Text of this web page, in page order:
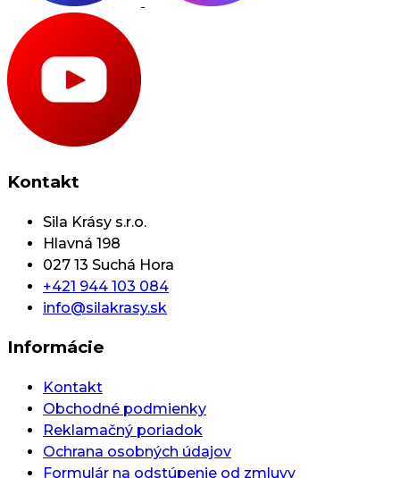
Kontakt
Sila Krásy s.r.o.
Hlavná 198
027 13 Suchá Hora
+421 944 103 084
info@silakrasy.sk
Informácie
Kontakt
Obchodné podmienky
Reklamačný poriadok
Ochrana osobných údajov
Formulár na odstúpenie od zmluvy